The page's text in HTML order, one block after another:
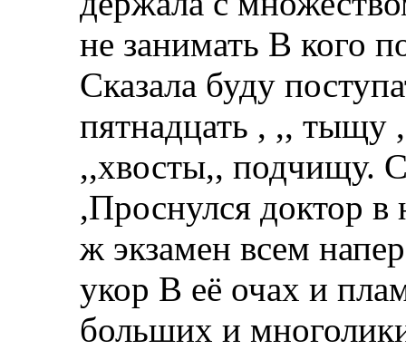
не занимать В кого
Сказала буду
пятнадцать , ,, тыщу
,,хвосты,, подчищу.
,Проснулся доктор в
ж экзамен всем
укор В её очах и
больших и